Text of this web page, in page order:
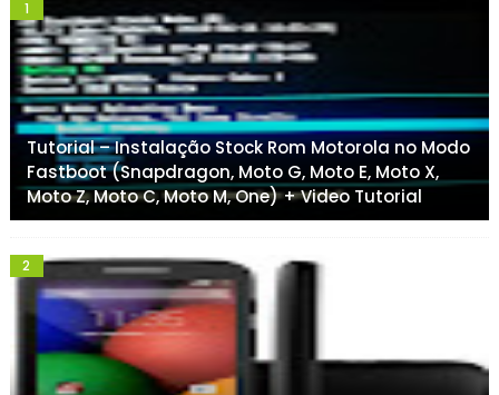
Tutorial – Instalação Stock Rom Motorola no Modo
Fastboot (Snapdragon, Moto G, Moto E, Moto X,
Moto Z, Moto C, Moto M, One) + Video Tutorial